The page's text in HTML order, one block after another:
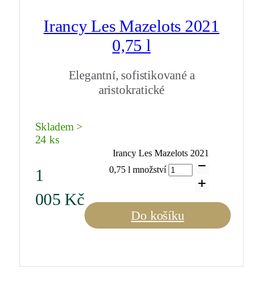
Irancy Les Mazelots 2021
0,75 l
Elegantní, sofistikované a
aristokratické
Skladem >
24 ks
1
005Kč
Irancy Les Mazelots 2021
0,75 l množství
Do košíku